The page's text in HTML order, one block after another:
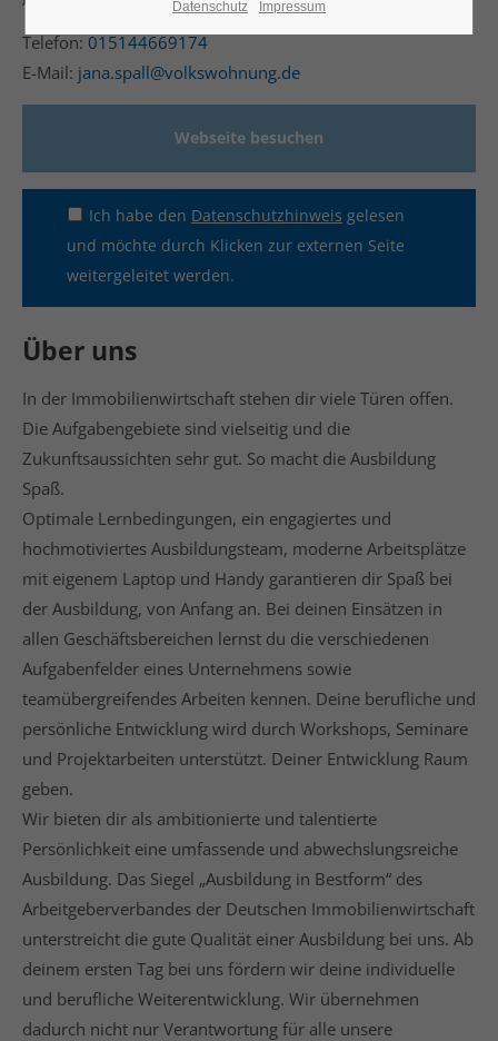
24h/ 365days
Get in touch
San Francisco, CA 94102
+44 1234 567 890
info@yourdomain.com
About us
Lorem ipsum dolor sit amet, consectetuer
adipiscing elit.
Aenean commodo ligula eget dolor. Aenean massa.
Cum sociis natoque penatibus et magnis dis
parturient montes, nascetur ridiculus mus. Donec
quam felis, ultricies nec.
Telefon: 015144669174
E-Mail: jana.spall@volkswohnung.de
Webseite besuchen
Ich habe den Datenschutzhinweis gelesen
und möchte durch Klicken zur externen Seite
weitergeleitet werden.
Über uns
In der Immobilienwirtschaft stehen dir viele Türen offen.
Die Aufgabengebiete sind vielseitig und die
Zukunftsaussichten sehr gut. So macht die Ausbildung
Spaß.
Optimale Lernbedingungen, ein engagiertes und
hochmotiviertes Ausbildungsteam, moderne Arbeitsplätze
mit eigenem Laptop und Handy garantieren dir Spaß bei
der Ausbildung, von Anfang an. Bei deinen Einsätzen in
allen Geschäftsbereichen lernst du die verschiedenen
Aufgabenfelder eines Unternehmens sowie
teamübergreifendes Arbeiten kennen. Deine berufliche und
persönliche Entwicklung wird durch Workshops, Seminare
und Projektarbeiten unterstützt. Deiner Entwicklung Raum
geben.
Wir bieten dir als ambitionierte und talentierte
Persönlichkeit eine umfassende und abwechslungsreiche
Ausbildung. Das Siegel „Ausbildung in Bestform“ des
Arbeitgeberverbandes der Deutschen Immobilienwirtschaft
unterstreicht die gute Qualität einer Ausbildung bei uns. Ab
deinem ersten Tag bei uns fördern wir deine individuelle
und berufliche Weiterentwicklung. Wir übernehmen
dadurch nicht nur Verantwortung für alle unsere
Datenschutz Impressum